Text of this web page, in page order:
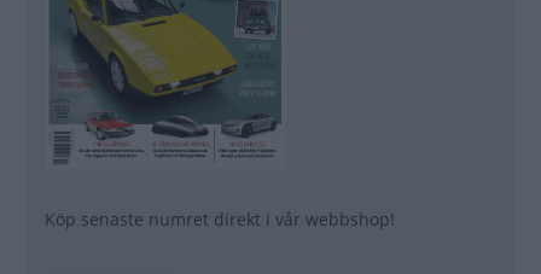
Köp senaste numret direkt i vår webbshop!